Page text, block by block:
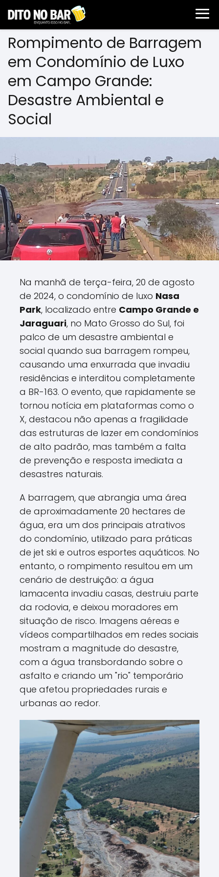
Rompimento de Barragem
em Condomínio de Luxo
em Campo Grande:
Desastre Ambiental e
Social
Na manhã de terça-feira, 20 de agosto
de 2024, o condomínio de luxo Nasa
Park, localizado entre Campo Grande e
Jaraguari, no Mato Grosso do Sul, foi
palco de um desastre ambiental e
social quando sua barragem rompeu,
causando uma enxurrada que invadiu
residências e interditou completamente
a BR-163. O evento, que rapidamente se
tornou notícia em plataformas como o
X, destacou não apenas a fragilidade
das estruturas de lazer em condomínios
de alto padrão, mas também a falta
de prevenção e resposta imediata a
desastres naturais.
A barragem, que abrangia uma área
de aproximadamente 20 hectares de
água, era um dos principais atrativos
do condomínio, utilizado para práticas
de jet ski e outros esportes aquáticos. No
entanto, o rompimento resultou em um
cenário de destruição: a água
lamacenta invadiu casas, destruiu parte
da rodovia, e deixou moradores em
situação de risco. Imagens aéreas e
vídeos compartilhados em redes sociais
mostram a magnitude do desastre,
com a água transbordando sobre o
asfalto e criando um "rio" temporário
que afetou propriedades rurais e
urbanas ao redor.